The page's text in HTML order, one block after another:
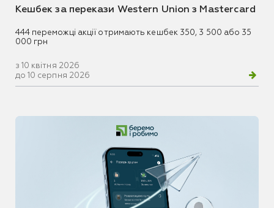
Кешбек за перекази Western Union з Mastercard
444 переможці акції отримають кешбек 350, 3 500 або 35
000 грн
з 10 квітня 2026
до 10 серпня 2026